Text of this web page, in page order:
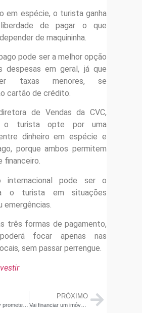
em espécie, o turista ganha
de pagar o que
de maquininha.
pode ser a melhor opção
despesas em geral, já que
taxas menores, se
cartão de crédito.
de Vendas da CVC,
o turista opte por uma
dinheiro em espécie e
porque ambos permitem
financeiro.
pode ser o
o turista em situações
emergências.
três formas de pagamento,
focar apenas nas
sem passar perrengue.
Black Friday promete ofertas exclusivas e cuidados para os consumidores
PRÓXIMO
Vai financiar um imóvel? Novas regras da Caixa exigem 30% do valor de entrada